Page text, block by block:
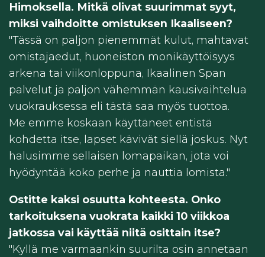
Himoksella. Mitkä olivat suurimmat syyt,
miksi vaihdoitte omistuksen Ikaaliseen?
"Tässä on paljon pienemmät kulut, mahtavat
omistajaedut, huoneiston monikäyttöisyys
arkena tai viikonloppuna, Ikaalinen Span
palvelut ja paljon vähemmän kausivaihtelua
vuokrauksessa eli tästä saa myös tuottoa.
Me emme koskaan käyttäneet entistä
kohdetta itse, lapset kävivät siellä joskus. Nyt
halusimme sellaisen lomapaikan, jota voi
hyödyntää koko perhe ja nauttia lomista."
Ostitte kaksi osuutta kohteesta. Onko
tarkoituksena vuokrata kaikki 10 viikkoa
jatkossa vai käyttää niitä osittain itse?
"Kyllä me varmaankin suurilta osin annetaan